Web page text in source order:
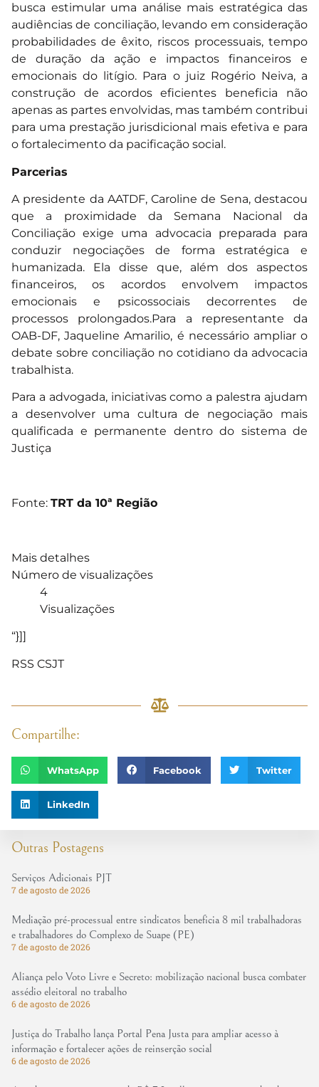
Outras Postagens
Serviços Adicionais PJT
7 de agosto de 2026
Mediação pré-processual entre sindicatos beneficia 8 mil trabalhadoras
e trabalhadores do Complexo de Suape (PE)
7 de agosto de 2026
Aliança pelo Voto Livre e Secreto: mobilização nacional busca combater
assédio eleitoral no trabalho
6 de agosto de 2026
Justiça do Trabalho lança Portal Pena Justa para ampliar acesso à
informação e fortalecer ações de reinserção social
6 de agosto de 2026
busca estimular uma análise mais estratégica das
audiências de conciliação, levando em consideração
probabilidades de êxito, riscos processuais, tempo
de duração da ação e impactos financeiros e
emocionais do litígio. Para o juiz Rogério Neiva, a
construção de acordos eficientes beneficia não
apenas as partes envolvidas, mas também contribui
para uma prestação jurisdicional mais efetiva e para
o fortalecimento da pacificação social.
Parcerias
A presidente da AATDF, Caroline de Sena, destacou
que a proximidade da Semana Nacional da
Conciliação exige uma advocacia preparada para
conduzir negociações de forma estratégica e
humanizada. Ela disse que, além dos aspectos
financeiros, os acordos envolvem impactos
emocionais e psicossociais decorrentes de
processos prolongados.Para a representante da
OAB-DF, Jaqueline Amarilio, é necessário ampliar o
debate sobre conciliação no cotidiano da advocacia
trabalhista.
Para a advogada, iniciativas como a palestra ajudam
a desenvolver uma cultura de negociação mais
qualificada e permanente dentro do sistema de
Justiça
Fonte: TRT da 10ª Região
Mais detalhes
Número de visualizações
4
Visualizações
“}]]
RSS CSJT
Compartilhe:
WhatsApp Facebook Twitter
LinkedIn